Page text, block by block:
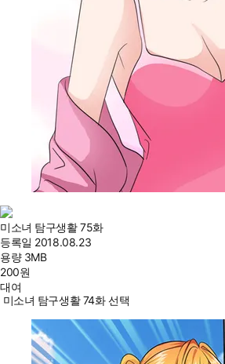
미소녀 탐구생활 75화
등록일 2018.08.23
용량 3MB
200원
대여
미소녀 탐구생활 74화 선택